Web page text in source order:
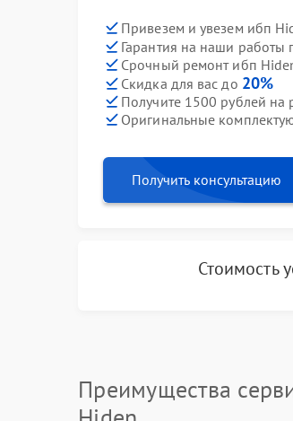
Привезем и увезем ибп
Гарантия на наши работы
Срочный ремонт ибп
Скидка для вас до 20%
Получите 1500 рублей на
Оригинальные
Получить консультацию
Стоимость
Преимущества